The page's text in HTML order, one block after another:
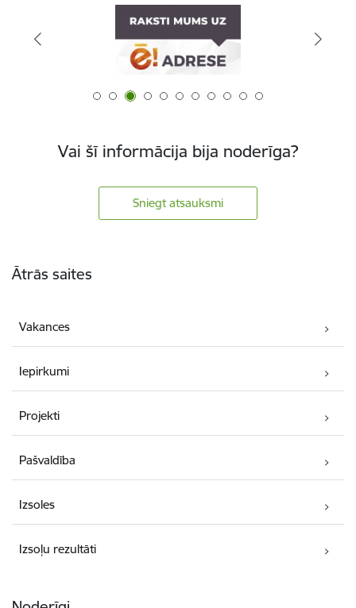
Vai šī informācija bija noderīga?
Sniegt atsauksmi
Ātrās saites
Vakances
Iepirkumi
Projekti
Pašvaldība
Izsoles
Izsoļu rezultāti